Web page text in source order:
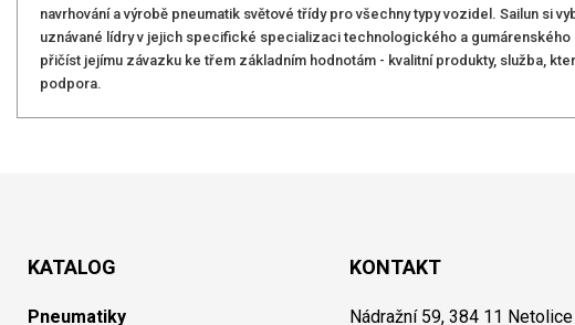
navrhování a výrobě pneumatik světové třídy pro všechny typy vozidel. Sailun si
uznávané lídry v jejich specifické specializaci technologického a gumárenského
přičíst jejímu závazku ke třem základním hodnotám - kvalitní produkty, služba,
podpora.
KATALOG
Pneumatiky
KONTAKT
Nádražní 59, 384 11 Netolice